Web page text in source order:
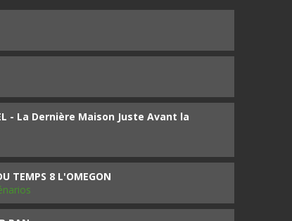
- La Dernière Maison Juste Avant la
TEMPS 8 L'OMEGON